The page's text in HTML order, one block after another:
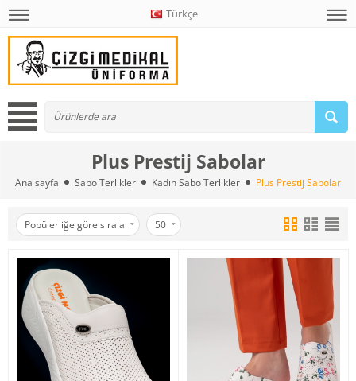
Türkçe
Plus Prestij Sabolar
Ana sayfa Sabo Terlikler Kadın Sabo Terlikler Plus Prestij Sabolar
Popülerliğe göre sırala 50